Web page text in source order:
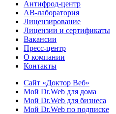
Антифрод-центр
АВ-лаборатория
Лицензирование
Лицензии и сертификаты
Вакансии
Пресс-центр
О компании
Контакты
Сайт «Доктор Веб»
Мой Dr.Web для дома
Мой Dr.Web для бизнеса
Мой Dr.Web по подписке